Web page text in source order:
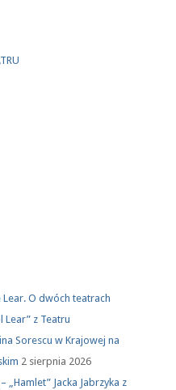
Lear. O dwóch teatrach
Lear” z Teatru
Sorescu w Krajowej na
2 sierpnia 2026
„Hamlet” Jacka Jabrzyka z